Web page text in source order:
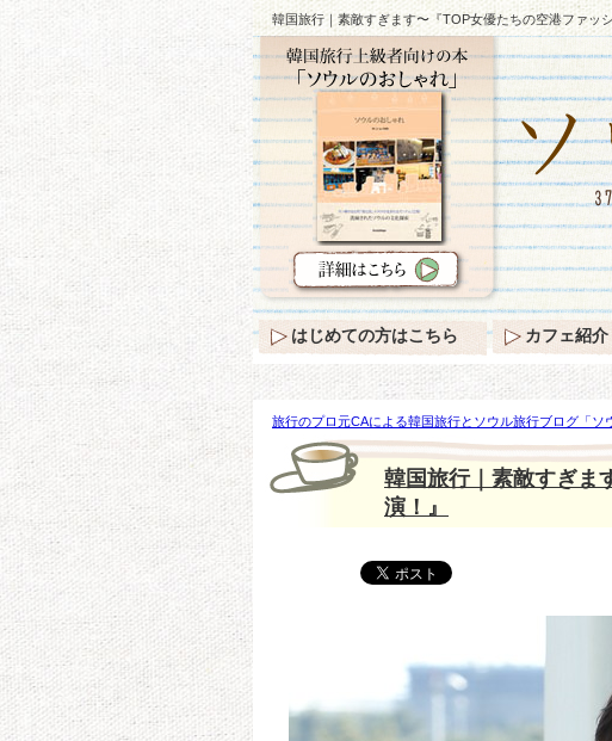
韓国旅行｜素敵すぎます〜『TOP女優たちの空港ファッ
旅行のプロ元CAによる韓国旅行とソウル旅行ブログ「ソ
ます〜『TOP女優たちの空港ファッション★大競演！』
韓国旅行｜素敵すぎま
演！』
はじめての方はこちら カフェ紹介